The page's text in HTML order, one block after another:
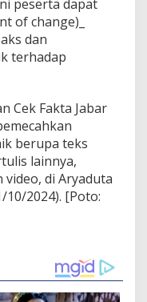
peserta dapat
of change)_
dan
terhadap
Cek Fakta Jabar
berupa teks
lainnya,
di Aryaduta
10/2024). [Poto: